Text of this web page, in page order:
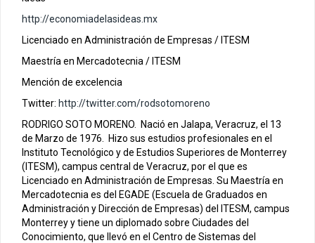
http://economiadelasideas.mx
Licenciado en Administración de Empresas / ITESM
Maestría en Mercadotecnia / ITESM
Mención de excelencia
Twitter: http://twitter.com/rodsotomoreno
RODRIGO SOTO MORENO. Nació en Jalapa, Veracruz, el 13
de Marzo de 1976. Hizo sus estudios profesionales en el
Instituto Tecnológico y de Estudios Superiores de Monterrey
(ITESM), campus central de Veracruz, por el que es
Licenciado en Administración de Empresas. Su Maestría en
Mercadotecnia es del EGADE (Escuela de Graduados en
Administración y Dirección de Empresas) del ITESM, campus
Monterrey y tiene un diplomado sobre Ciudades del
Conocimiento, que llevó en el Centro de Sistemas del